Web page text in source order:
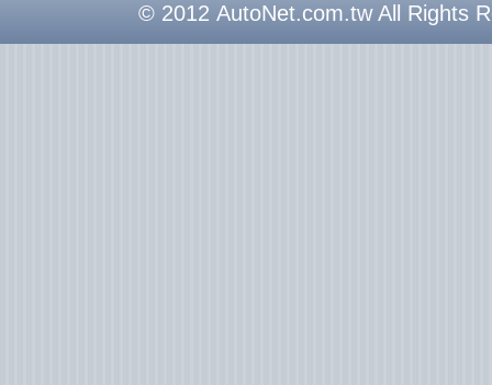
© 2012 AutoNet.com.tw All Rights